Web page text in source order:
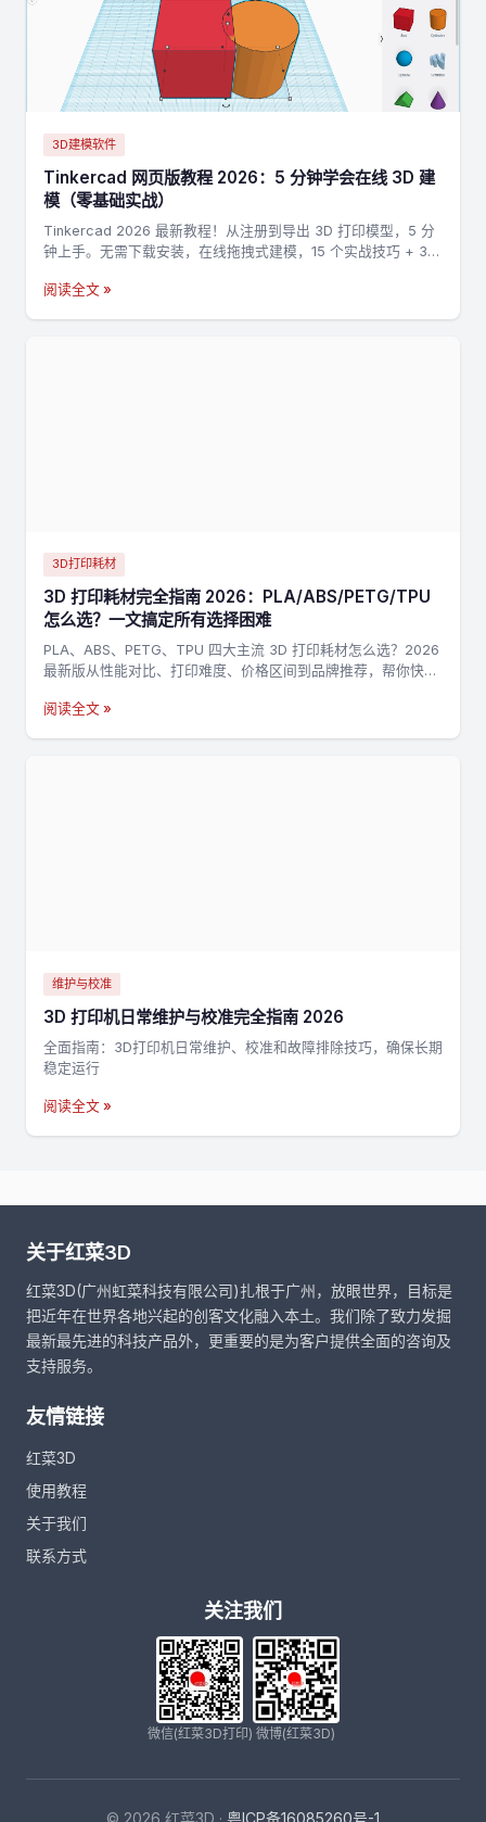
3D建模软件
Tinkercad 网页版教程 2026：5 分钟学会在线 3D 建
模（零基础实战）
Tinkercad 2026 最新教程！从注册到导出 3D 打印模型，5 分
钟上手。无需下载安装，在线拖拽式建模，15 个实战技巧 + 3
阅读全文 »
3D打印耗材
3D 打印耗材完全指南 2026：PLA/ABS/PETG/TPU
怎么选？一文搞定所有选择困难
PLA、ABS、PETG、TPU 四大主流 3D 打印耗材怎么选？2026
最新版从性能对比、打印难度、价格区间到品牌推荐，帮你快速
阅读全文 »
维护与校准
3D 打印机日常维护与校准完全指南 2026
全面指南：3D打印机日常维护、校准和故障排除技巧，确保长期
稳定运行
阅读全文 »
关于红菜3D
红菜3D(广州虹菜科技有限公司)扎根于广州，放眼世界，目标是
把近年在世界各地兴起的创客文化融入本土。我们除了致力发掘
最新最先进的科技产品外，更重要的是为客户提供全面的咨询及
支持服务。
友情链接
红菜3D
使用教程
关于我们
联系方式
关注我们
微信(红菜3D打印) 微博(红菜3D)
© 2026 红菜3D · 粤ICP备16085260号-1